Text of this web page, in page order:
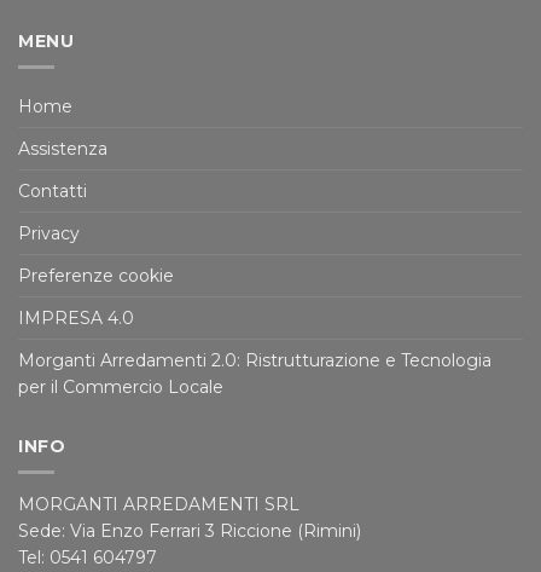
MENU
Home
Assistenza
Contatti
Privacy
Preferenze cookie
IMPRESA 4.0
Morganti Arredamenti 2.0: Ristrutturazione e Tecnologia
per il Commercio Locale
INFO
MORGANTI ARREDAMENTI SRL
Sede: Via Enzo Ferrari 3 Riccione (Rimini)
Tel: 0541 604797